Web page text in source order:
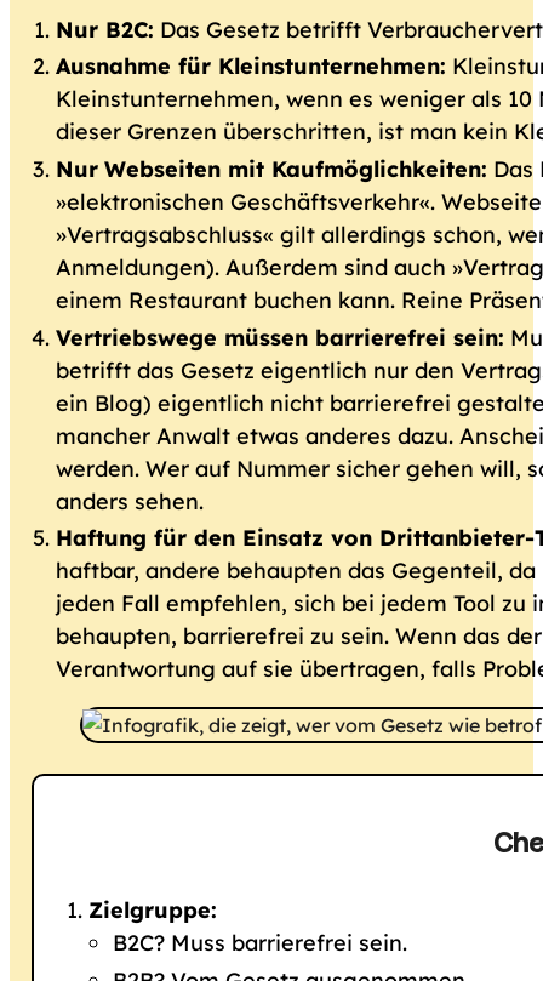
Nur B2C: Das Gesetz betrifft
Ausnahme für Kleinstunternehmen:
Kleinstunternehmen, wenn es weniger als
dieser Grenzen überschritten, ist man kein
Nur Webseiten mit Kaufmöglichkeiten: Das
»elektronischen Geschäftsverkehr«.
»Vertragsabschluss« gilt allerdings schon,
Anmeldungen). Außerdem sind auch
einem Restaurant buchen kann. Reine
Vertriebswege müssen barrierefrei sein:
betrifft das Gesetz eigentlich nur den
ein Blog) eigentlich nicht barrierefrei
mancher Anwalt etwas anderes dazu.
werden. Wer auf Nummer sicher gehen will,
anders sehen.
Haftung für den Einsatz von Drittanbieter-
haftbar, andere behaupten das Gegenteil,
jeden Fall empfehlen, sich bei jedem Tool
behaupten, barrierefrei zu sein. Wenn das
Verantwortung auf sie übertragen, falls
Zielgruppe:
B2C? Muss barrierefrei sein.